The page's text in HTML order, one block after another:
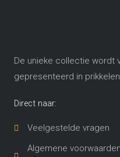
De unieke collectie wordt
gepresenteerd in
Direct naar:
Veelgestelde vragen
Algemene voorwaarden